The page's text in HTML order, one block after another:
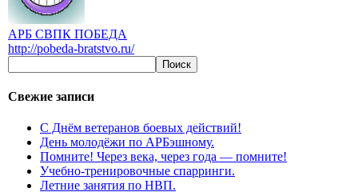
АРБ СВПК ПОБЕДА
http://pobeda-bratstvo.ru/
Свежие записи
С Днём ветеранов боевых действий!
День молодёжи по АРБэшному.
Помните! Через века, через года — помните!
Учебно-тренировочные спарринги.
Летние занятия по НВП.